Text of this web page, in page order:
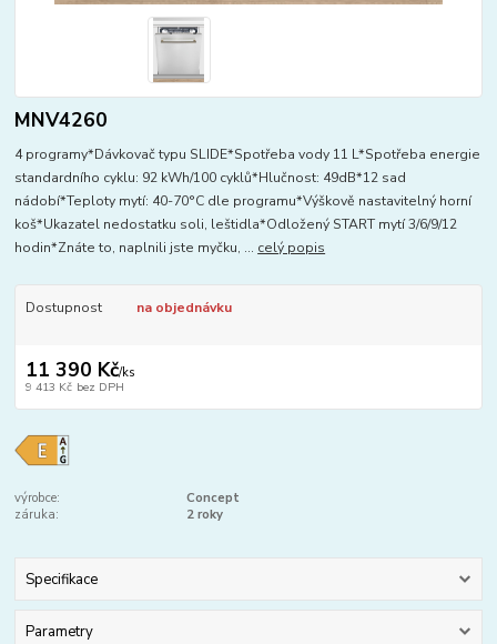
MNV4260
4 programy*Dávkovač typu SLIDE*Spotřeba vody 11 L*Spotřeba energie
standardního cyklu: 92 kWh/100 cyklů*Hlučnost: 49dB*12 sad
nádobí*Teploty mytí: 40-70°C dle programu*Výškově nastavitelný horní
koš*Ukazatel nedostatku soli, leštidla*Odložený START mytí 3/6/9/12
hodin*Znáte to, naplnili jste myčku, ... celý popis
Dostupnost na objednávku
11 390 Kč/ks
9 413 Kč bez DPH
výrobce:
Concept
záruka:
2 roky
Specifikace
Parametry